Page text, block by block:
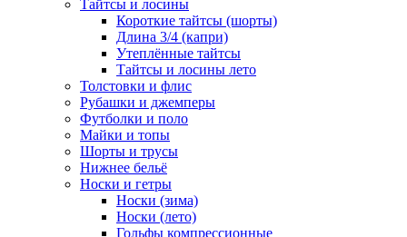
Тайтсы и лосины
Короткие тайтсы (шорты)
Длина 3/4 (капри)
Утеплённые тайтсы
Тайтсы и лосины лето
Толстовки и флис
Рубашки и джемперы
Футболки и поло
Майки и топы
Шорты и трусы
Нижнее бельё
Носки и гетры
Носки (зима)
Носки (лето)
Гольфы компрессионные